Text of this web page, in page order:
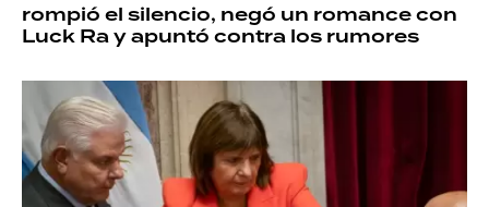
rompió el silencio, negó un romance con
Luck Ra y apuntó contra los rumores